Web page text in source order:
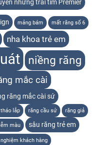
những trái tim Premier
mảng bám mất răng số 6
nha khoa trẻ em
niềng răng
mắc cài
răng mắc cài sứ
lắp răng cầu sứ răng giả
màu
sâu răng trẻ em
khách hàng